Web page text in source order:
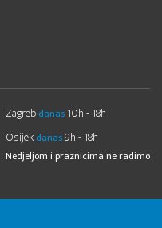
Zagreb danas 10h - 18h
Osijek danas9h - 18h
Nedjeljom i praznicima ne radimo